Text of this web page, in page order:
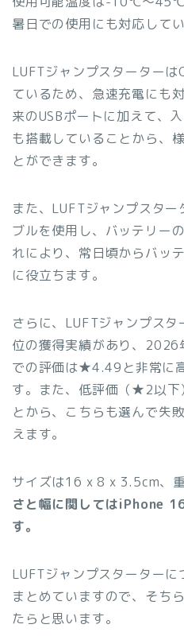
暑日での使用にも対応してい
LUFTジャンプスターター
ているため、急速充電にも
来のUSBポートに加えて、
も搭載していることから、
とができます。
また、LUFTジャンプスタ
ブルを使用し、バッテリー
れにより、常日頃からバッ
に役立ちます。
さらに、LUFTジャンプス
位の獲得実績があり、
での評価は★4.49と非常に
す。また、低評価（★2以下
とから、こちらも選んで失
えます。
サイズは16 x 8 x 3.5cm、
さと幅に関してはiPhone
す。
LUFTジャンプスターター
まとめていますので、そち
たらと思います。